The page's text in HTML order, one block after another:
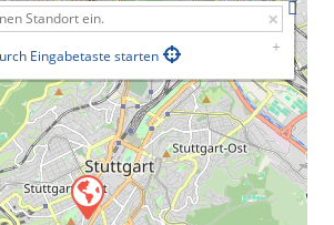
Eingabetaste starten